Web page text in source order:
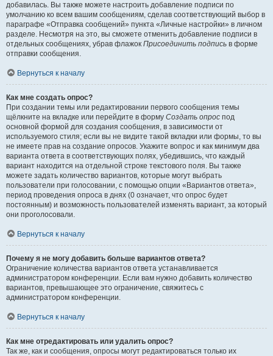
добавилась. Вы также можете настроить добавление подписи по
умолчанию ко всем вашим сообщениям, сделав соответствующий выбор в
параграфе «Отправка сообщений» пункта «Личные настройки» в личном
разделе. Несмотря на это, вы сможете отменить добавление подписи в
отдельных сообщениях, убрав флажок Присоединить подпись в форме
отправки сообщения.
Вернуться к началу
Как мне создать опрос?
При создании темы или редактировании первого сообщения темы
щёлкните на вкладке или перейдите в форму Создать опрос под
основной формой для создания сообщения, в зависимости от
используемого стиля; если вы не видите такой вкладки или формы, то вы
не имеете прав на создание опросов. Укажите вопрос и как минимум два
варианта ответа в соответствующих полях, убедившись, что каждый
вариант находится на отдельной строке текстового поля. Вы также
можете задать количество вариантов, которые могут выбрать
пользователи при голосовании, с помощью опции «Вариантов ответа»,
период проведения опроса в днях (0 означает, что опрос будет
постоянным) и возможность пользователей изменять вариант, за который
они проголосовали.
Вернуться к началу
Почему я не могу добавить больше вариантов ответа?
Ограничение количества вариантов ответа устанавливается
администратором конференции. Если вам нужно добавить количество
вариантов, превышающее это ограничение, свяжитесь с
администратором конференции.
Вернуться к началу
Как мне отредактировать или удалить опрос?
Так же, как и сообщения, опросы могут редактироваться только их